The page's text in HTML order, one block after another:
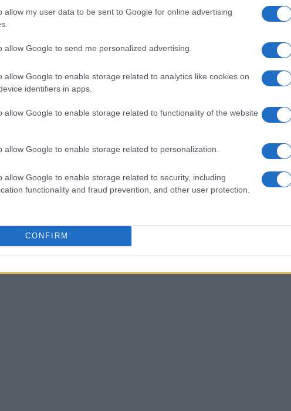
allow my user data to be sent to Google for online advertising
allow Google to send me personalized advertising.
allow Google to enable storage related to analytics like cookies on
identifiers in apps.
allow Google to enable storage related to functionality of the website
allow Google to enable storage related to personalization.
allow Google to enable storage related to security, including
functionality and fraud prevention, and other user protection.
CONFIRM
personachiara. Una definizione pratica è
con obiettivi, metriche di successo, rischi
responsabilità, driver di valore, barriere
A questa si affianca una
con i bisogni del buyer: cosa è must-have,
incontri improduttivi e orienta
va completata con elementi dicompliance
onboarding, requisiti legali e certificazioni.
riferimenti di settore, copertura post-
e termini di pagamento. Più la scheda è
e non una presentazione generica.